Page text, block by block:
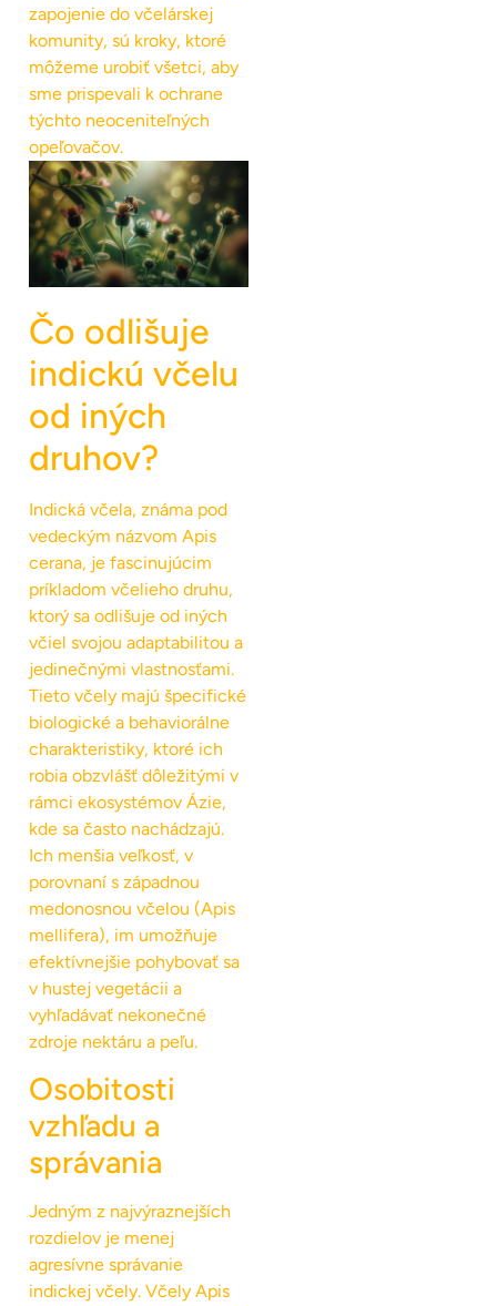
zapojenie do včelárskej
komunity, sú kroky, ktoré
môžeme urobiť všetci, aby
sme prispevali k ochrane
týchto neoceniteľných
opeľovačov.
Čo odlišuje
indickú včelu
od iných
druhov?
Indická včela, známa pod
vedeckým názvom Apis
cerana, je fascinujúcim
príkladom včelieho druhu,
ktorý sa odlišuje od iných
včiel svojou adaptabilitou a
jedinečnými vlastnosťami.
Tieto včely majú špecifické
biologické a behaviorálne
charakteristiky, ktoré ich
robia obzvlášť dôležitými v
rámci ekosystémov Ázie,
kde sa často nachádzajú.
Ich menšia veľkosť, v
porovnaní s západnou
medonosnou včelou (Apis
mellifera), im umožňuje
efektívnejšie pohybovať sa
v hustej vegetácii a
vyhľadávať nekonečné
zdroje nektáru a peľu.
Osobitosti
vzhľadu a
správania
Jedným z najvýraznejších
rozdielov je menej
agresívne správanie
indickej včely. Včely Apis